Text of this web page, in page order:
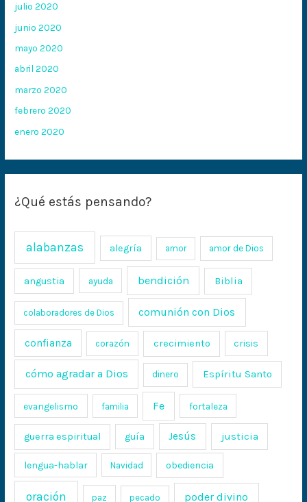
julio 2020
junio 2020
mayo 2020
abril 2020
marzo 2020
febrero 2020
enero 2020
¿Qué estás pensando?
alabanzas alegría amor amor de Dios
angustia ayuda bendición Biblia
colaboradores de Dios comunión con Dios
confianza corazón crecimiento crisis
cómo agradar a Dios dinero Espíritu Santo
evangelismo familia Fe fortaleza
guerra espiritual guía Jesús justicia
lengua-hablar Navidad obediencia
oración paz pecado poder divino